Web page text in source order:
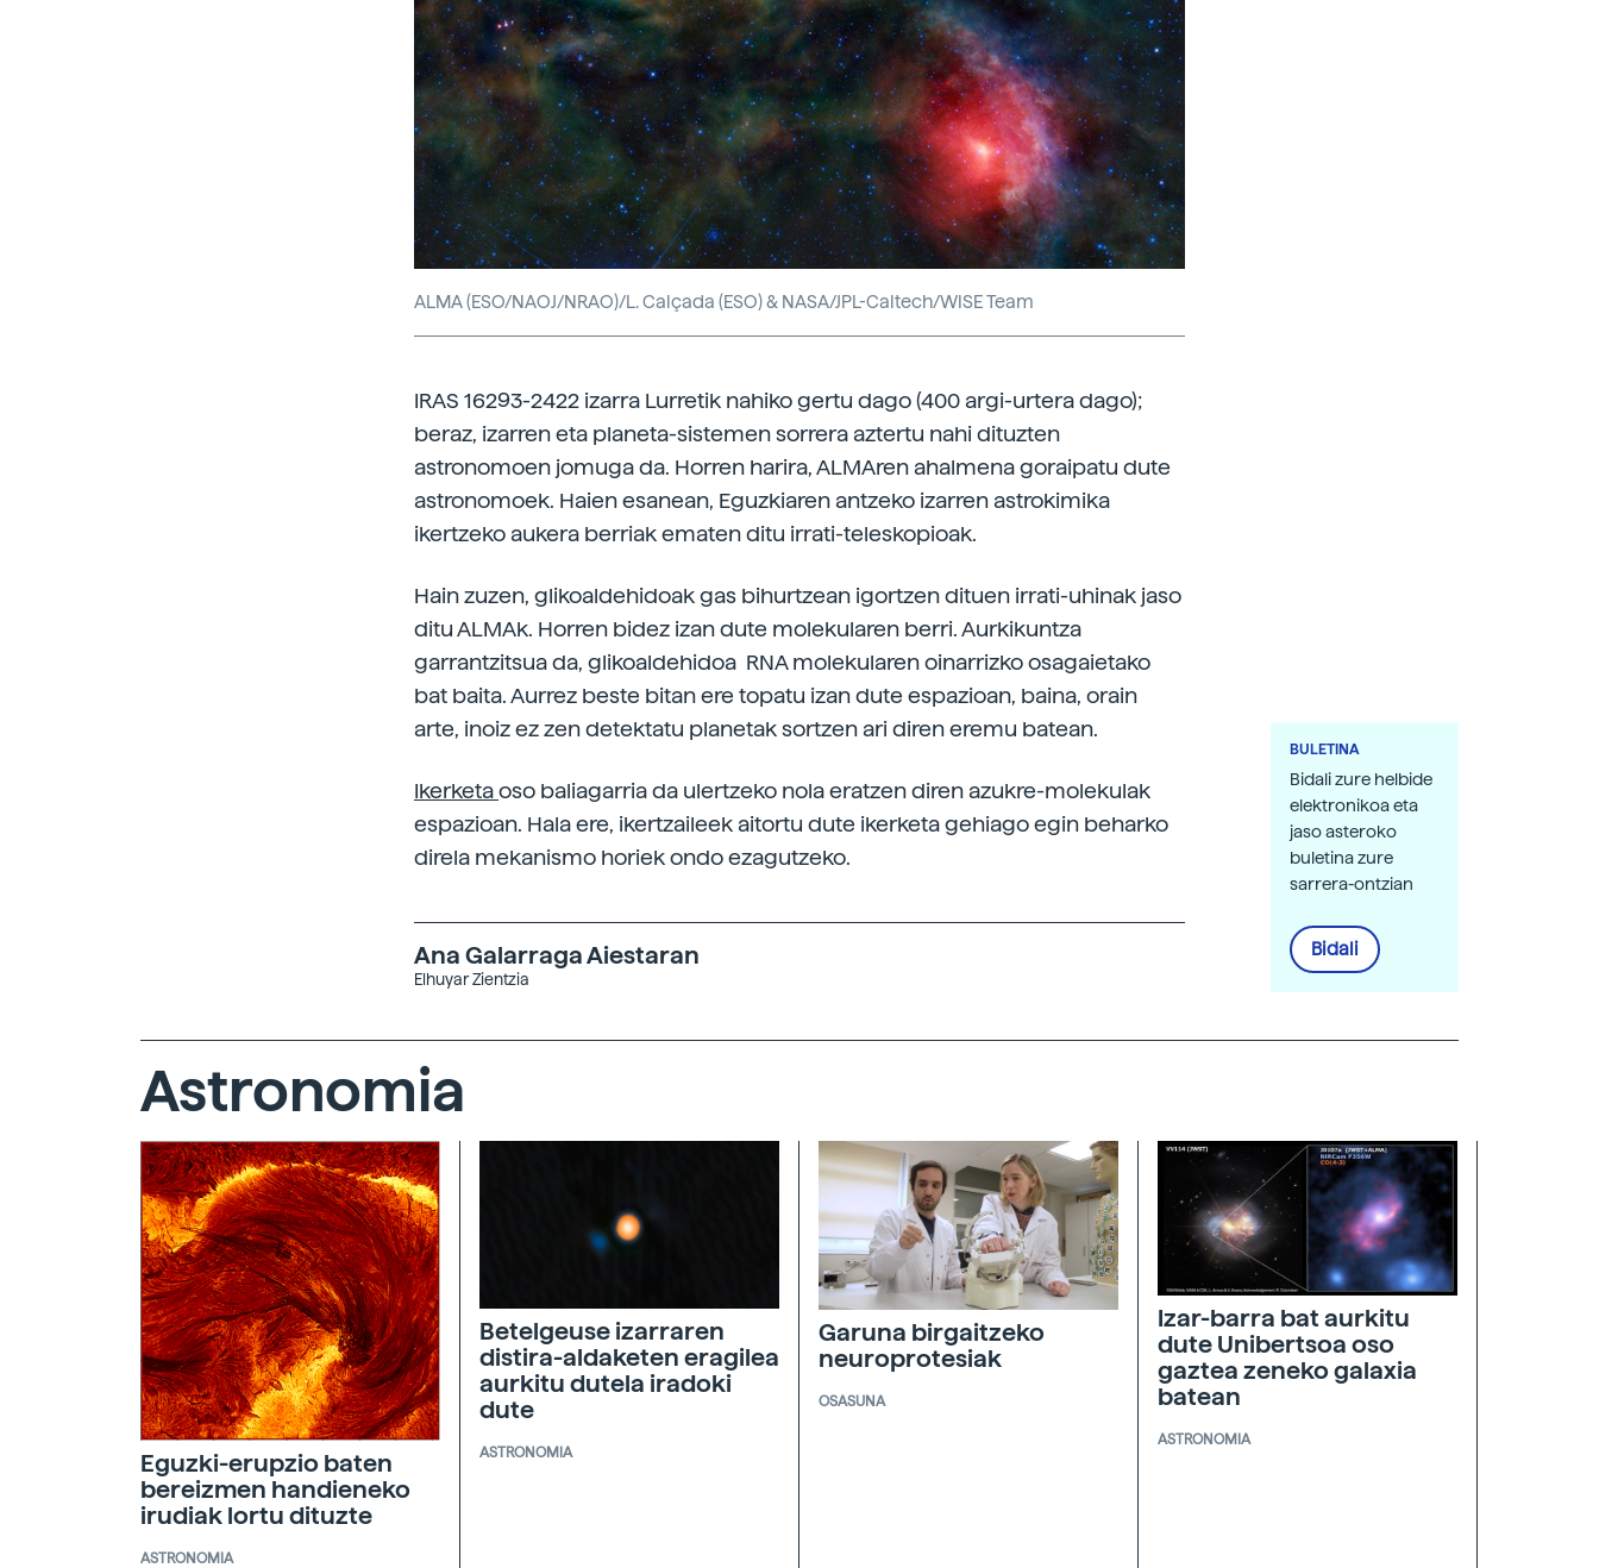
ALMA (ESO/NAOJ/NRAO)/L. Calçada (ESO) & NASA/JPL-Caltech/WISE Team
IRAS 16293-2422 izarra Lurretik nahiko gertu dago (400 argi-urtera dago);
beraz, izarren eta planeta-sistemen sorrera aztertu nahi dituzten
astronomoen jomuga da. Horren harira, ALMAren ahalmena goraipatu dute
astronomoek. Haien esanean, Eguzkiaren antzeko izarren astrokimika
ikertzeko aukera berriak ematen ditu irrati-teleskopioak.
Hain zuzen, glikoaldehidoak gas bihurtzean igortzen dituen irrati-uhinak jaso
ditu ALMAk. Horren bidez izan dute molekularen berri. Aurkikuntza
garrantzitsua da, glikoaldehidoa RNA molekularen oinarrizko osagaietako
bat baita. Aurrez beste bitan ere topatu izan dute espazioan, baina, orain
arte, inoiz ez zen detektatu planetak sortzen ari diren eremu batean.
Ikerketaoso baliagarria da ulertzeko nola eratzen diren azukre-molekulak
espazioan. Hala ere, ikertzaileek aitortu dute ikerketa gehiago egin beharko
direla mekanismo horiek ondo ezagutzeko.
Ana Galarraga Aiestaran
Elhuyar Zientzia
BULETINA
Bidali zure helbide
elektronikoa eta
jaso asteroko
buletina zure
sarrera-ontzian
Bidali
Astronomia
Eguzki-erupzio baten
bereizmen handieneko
irudiak lortu dituzte
ASTRONOMIA
Betelgeuse izarraren
distira-aldaketen eragilea
aurkitu dutela iradoki
dute
ASTRONOMIA
Garuna birgaitzeko
neuroprotesiak
OSASUNA
Izar-barra bat aurkitu
dute Unibertsoa oso
gaztea zeneko galaxia
batean
ASTRONOMIA